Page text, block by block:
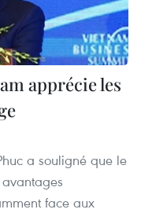
apprécie les
a souligné que le
face aux